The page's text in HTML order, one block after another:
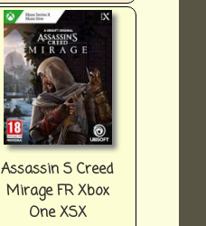
Assassin S Creed
Mirage FR Xbox
One XSX